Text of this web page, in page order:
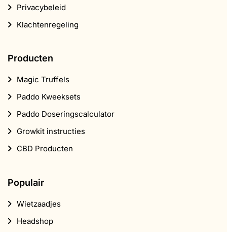
Privacybeleid
Klachtenregeling
Producten
Magic Truffels
Paddo Kweeksets
Paddo Doseringscalculator
Growkit instructies
CBD Producten
Populair
Wietzaadjes
Headshop